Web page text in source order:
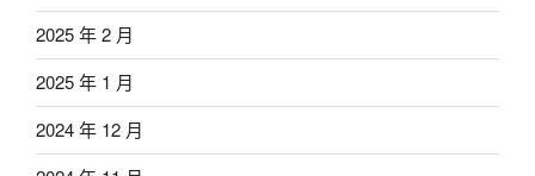
2025 年 2 月
2025 年 1 月
2024 年 12 月